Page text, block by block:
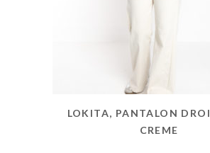
LOKITA, PANTALON
CREME